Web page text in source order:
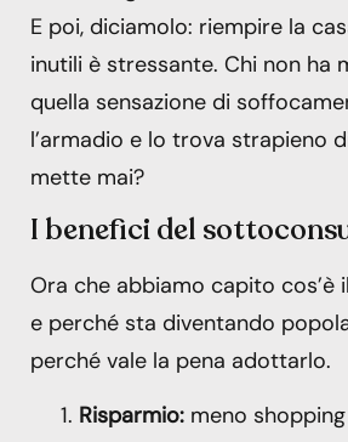
E poi, diciamolo: riempire la
inutili è stressante. Chi non ha
quella sensazione di
l’armadio e lo trova strapieno
mette mai?
I benefici del
Ora che abbiamo capito cos’è
e perché sta diventando
perché vale la pena adottarlo.
Risparmio: meno